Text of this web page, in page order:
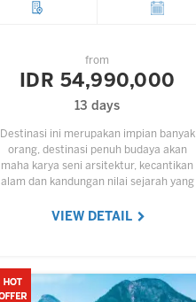
from
IDR 54,990,000
13 days
Destinasi ini merupakan impian banyak
orang, destinasi penuh budaya akan
maha karya seni arsitektur, kecantikan
alam dan kandungan nilai sejarah yang
dijadikan objek wisata,…
VIEW DETAIL